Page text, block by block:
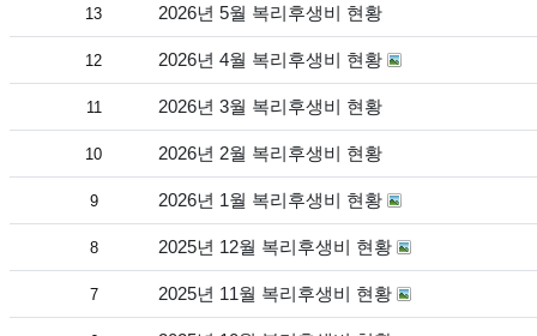
13 2026년 5월 복리후생비 현황
12 2026년 4월 복리후생비 현황
11 2026년 3월 복리후생비 현황
10 2026년 2월 복리후생비 현황
9 2026년 1월 복리후생비 현황
8 2025년 12월 복리후생비 현황
7 2025년 11월 복리후생비 현황